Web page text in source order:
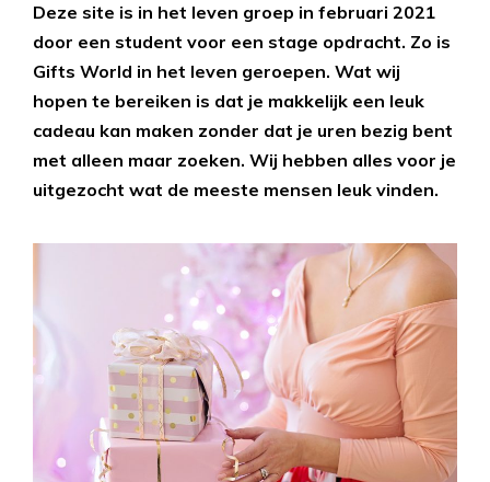
Deze site is in het leven groep in februari 2021
door een student voor een stage opdracht. Zo is
Gifts World in het leven geroepen. Wat wij
hopen te bereiken is dat je makkelijk een leuk
cadeau kan maken zonder dat je uren bezig bent
met alleen maar zoeken. Wij hebben alles voor je
uitgezocht wat de meeste mensen leuk vinden.